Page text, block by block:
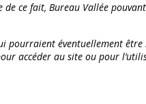
ce fait, Bureau Vallée
pourraient éventuellement
accéder au site ou pour